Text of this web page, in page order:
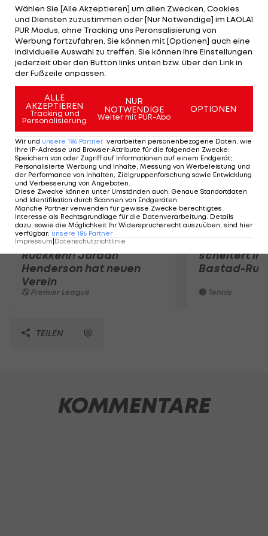
mobilisiert und alles gegeben", so Montagnolli. "Die
Russinnen waren aber leider immer ein klein wenig
besser als wir." Durch den Final-Einzug Russlands
gegen die Schweiz ist auch die Mini-Chance auf
die Weltcup-Teilnahme dahin.
Mehr zum Thema
Premier-League-
Rückkehr! Jordan
Henderson hat neuen
Verein
Premier League
Sebastian
scheitert in
Bastad-
Tennis
TEILEN
KOMMENTARE
Wählen Sie [Alle Akzeptieren] um allen Zwecken, Cookies
und Diensten zuzustimmen oder [Nur Notwendige] im LAOLA1
PUR Modus, ohne Tracking uns Peronsalisierung von
Werbung fortzufahren. Sie können mit [Optionen] auch eine
individuelle Auswahl zu treffen. Sie können Ihre Einstellungen
jederzeit über den Button links unten bzw. über den Link in
der Fußzeile anpassen.
ALLE
AKZEPTIEREN
Tracking und
Personalisierung
NUR
NOTWENDIGE
Weiter mit PUR-Abo
OPTIONEN
Wir und unsere 186 Partner verarbeiten personenbezogene Daten, wie
Ihre IP-Adresse und Browser-Attribute für die folgenden Zwecke:
Speichern von oder Zugriff auf Informationen auf einem Endgerät;
Personalisierte Werbung und Inhalte, Messung von Werbeleistung und
der Performance von Inhalten, Zielgruppenforschung sowie Entwicklung
und Verbesserung von Angeboten.
Diese Zwecke können unter Umständen auch: Genaue Standortdaten
und Identifikation durch Scannen von Endgeräten.
Manche Partner verwenden für gewisse Zwecke berechtigtes
Interesse als Rechtsgrundlage für die Datenverarbeitung. Details
dazu, sowie die Möglichkeit Ihr Widerspruchsrecht auszuüben, sind hier
verfügbar: unsere 186 Partner
Impressum Datenschutzrichtlinie